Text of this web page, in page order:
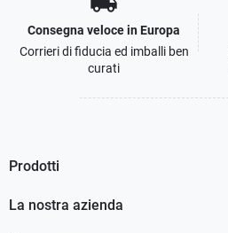
Consegna veloce in Europa
Corrieri di fiducia ed imballi ben
curati
Prodotti
La nostra azienda